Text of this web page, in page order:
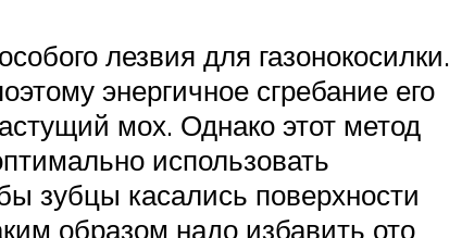
лезвия для газонокосилки.
энергичное сгребание его
мох. Однако этот метод
использовать
зубцы касались поверхности
образом надо избавить ото